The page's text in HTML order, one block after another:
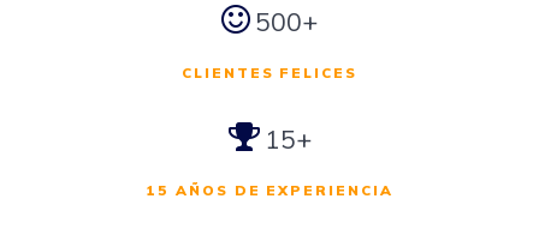
500+
CLIENTES FELICES
15+
15 AÑOS DE EXPERIENCIA